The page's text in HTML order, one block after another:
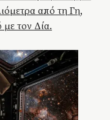
από τη Γη,
τον Δία.